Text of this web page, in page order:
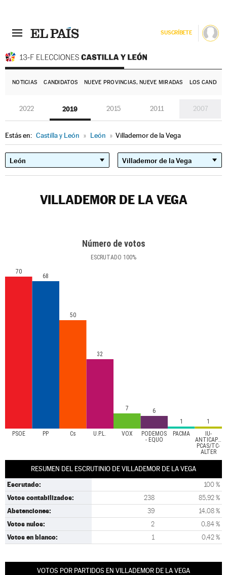
SUSCRÍBETE
NOTICIAS CANDIDATOS NUEVE PROVINCIAS, NUEVE MIRADAS LOS
2022 2019 2015 2011 2007
Estás en: Castilla y León » León » Villademor de la Vega
VILLADEMOR DE LA VEGA
Número de votos
ESCRUTADO 100%
PSOE PP Cs U.P.L. VOX
PODEMOS
- EQUO
PACMA
IU-
PCAS/TC-
ALTER
70
68
50
32
7
6
1
1
RESUMEN DEL ESCRUTINIO DE VILLADEMOR DE LA VEGA
Escrutado: 100 %
Votos contabilizados: 238 85,92 %
Abstenciones: 39 14,08 %
Votos nulos: 2 0,84 %
Votos en blanco: 1 0,42 %
VOTOS POR PARTIDOS EN VILLADEMOR DE LA VEGA